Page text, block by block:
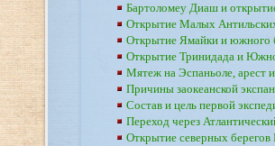
Бартоломеу Диаш и
Открытие Малых
Открытие Ямайки и южного
Открытие Тринидада и
Мятеж на Эспаньоле, арест
Причины заокеанской
Состав и цель первой
Переход через
Открытие северных